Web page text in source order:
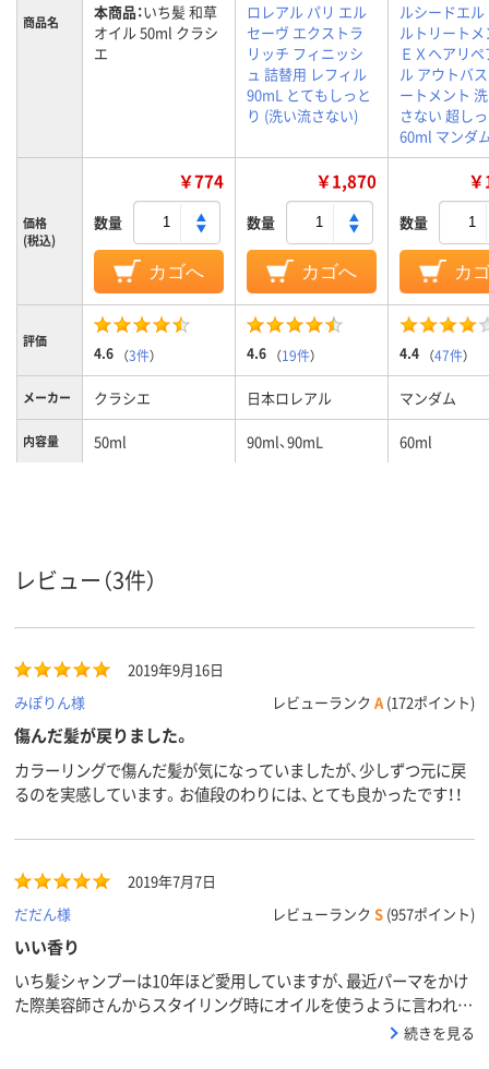
商品名 本商品：いち髪 和草
オイル 50ml クラシ
エ
ロレアル パリ エル
セーヴ エクストラ
リッチ フィニッシ
ュ 詰替用 レフィル
90mL とてもしっと
り (洗い流さない)
ルシードエル
ルトリート
ＥＸヘアリ
ル アウトバ
ートメント
さない 超し
60ml マンダ
価格
(税込)
￥774
数量
カゴへ
￥1,870
数量
カゴへ
数量
カ
評価
4.6 （3件） 4.6 （19件） 4.4 （47件）
メーカー クラシエ 日本ロレアル マンダム
内容量 50ml 90ml、90mL 60ml
レビュー（3件）
2019年9月16日
みぽりん様
レビューランク A (172ポイント)
傷んだ髪が戻りました。
カラーリングで傷んだ髪が気になっていましたが、少しずつ元に戻
るのを実感しています。お値段のわりには、とても良かったです！！
2019年7月7日
だだん様
レビューランク S (957ポイント)
いい香り
いち髪シャンプーは10年ほど愛用していますが、最近パーマをかけ
た際美容師さんからスタイリング時にオイルを使うように言われた
のでどうせならシリーズでとこちらを購入。香りはいち髪の定番の
続きを見る